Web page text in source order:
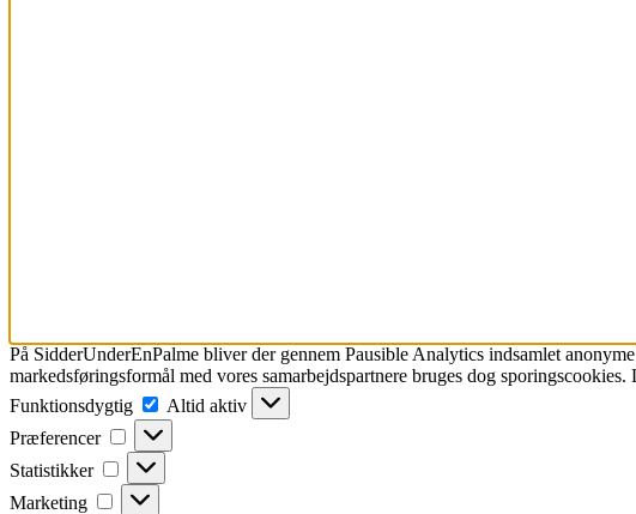
På SidderUnderEnPalme bliver der gennem Pausible Analytics indsamlet
markedsføringsformål med vores samarbejdspartnere bruges dog
Funktionsdygtig
Funktionsdygtig
Altid aktiv
Præferencer
Præferencer
Statistikker Statistikker
Marketing Marketing